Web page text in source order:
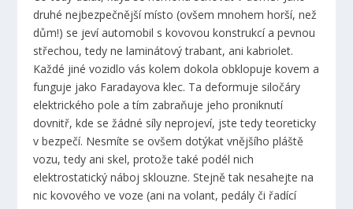
druhé nejbezpečnější místo (ovšem mnohem horší, než
dům!) se jeví automobil s kovovou konstrukcí a pevnou
střechou, tedy ne laminátový trabant, ani kabriolet.
Každé jiné vozidlo vás kolem dokola obklopuje kovem a
funguje jako Faradayova klec. Ta deformuje siločáry
elektrického pole a tím zabraňuje jeho proniknutí
dovnitř, kde se žádné síly neprojeví, jste tedy teoreticky
v bezpečí. Nesmíte se ovšem dotýkat vnějšího pláště
vozu, tedy ani skel, protože také podél nich
elektrostatický náboj sklouzne. Stejně tak nesahejte na
nic kovového ve voze (ani na volant, pedály či řadící